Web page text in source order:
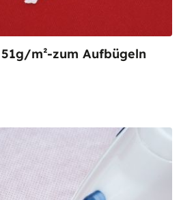
STIFFY 1640B 51g/m²-zum Aufbügeln